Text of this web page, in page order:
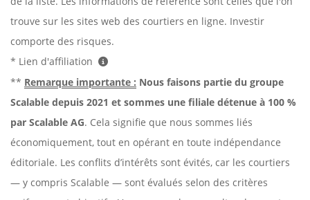
trouve sur les sites web des courtiers en ligne. Investir
comporte des risques.
* Lien d'affiliation
** Remarque importante : Nous faisons partie du groupe
Scalable depuis 2021 et sommes une filiale détenue à 100 %
par Scalable AG. Cela signifie que nous sommes liés
économiquement, tout en opérant en toute indépendance
éditoriale. Les conflits d’intérêts sont évités, car les courtiers
— y compris Scalable — sont évalués selon des critères